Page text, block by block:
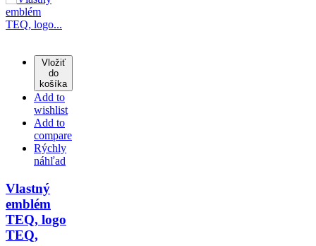
Vložiť
do
košíka
Add to
wishlist
Add to
compare
Rýchly
náhľad
Vlastný
emblém
TEQ, logo
TEQ,